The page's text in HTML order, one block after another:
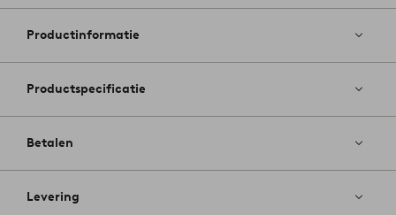
aan
Productinformatie
Productspecificatie
Betalen
Levering